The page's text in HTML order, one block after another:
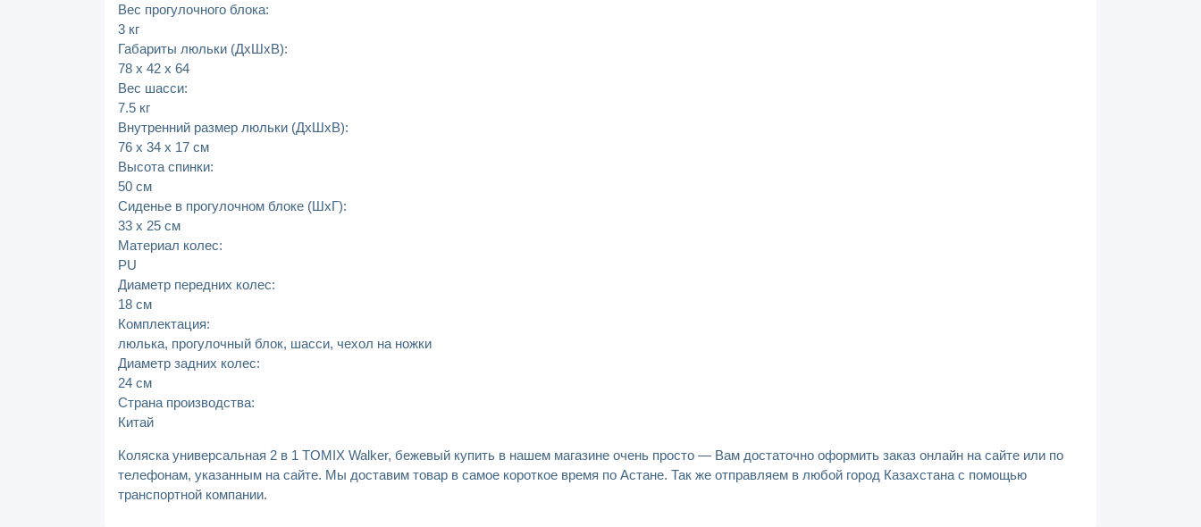
Вес прогулочного блока:
3 кг
Габариты люльки (ДхШхВ):
78 х 42 х 64
Вес шасси:
7.5 кг
Внутренний размер люльки (ДхШхВ):
76 х 34 х 17 см
Высота спинки:
50 см
Сиденье в прогулочном блоке (ШхГ):
33 х 25 см
Материал колес:
PU
Диаметр передних колес:
18 см
Комплектация:
люлька, прогулочный блок, шасси, чехол на ножки
Диаметр задних колес:
24 см
Страна производства:
Китай
Коляска универсальная 2 в 1 TOMIX Walker, бежевый купить в нашем магазине очень просто — Вам достаточно оформить заказ онлайн на сайте или по
телефонам, указанным на сайте. Мы доставим товар в самое короткое время по Астане. Так же отправляем в любой город Казахстана с помощью
транспортной компании.